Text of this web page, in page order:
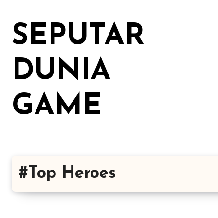
kontenSEPUTAR
DUNIA
GAME
#Top Heroes